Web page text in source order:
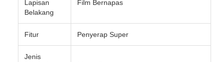
Lapisan
Belakang
Film Bernapas
Fitur Penyerap Super
Jenis